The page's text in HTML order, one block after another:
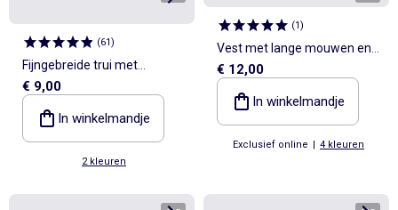
(61)
Fijngebreide trui met
knoopsluiting bij de hals
€ 9,00
In winkelmandje
2 kleuren
(1)
Vest met lange mouwen en
ruches
€ 12,00
In winkelmandje
Exclusief online | 4 kleuren